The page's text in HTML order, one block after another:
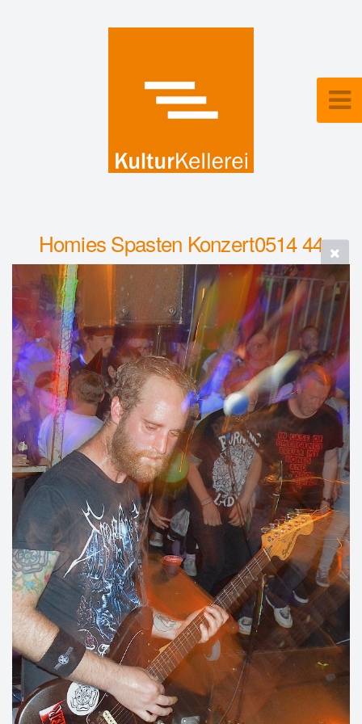
Homies Spasten Konzert0514 44